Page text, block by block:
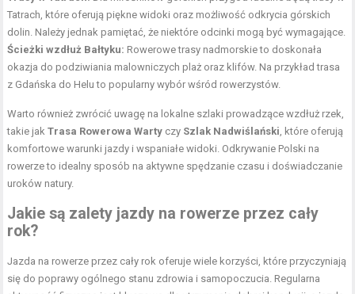
Tatrach, które oferują piękne widoki oraz możliwość odkrycia górskich
dolin. Należy jednak pamiętać, że niektóre odcinki mogą być wymagające.
Ścieżki wzdłuż Bałtyku: Rowerowe trasy nadmorskie to doskonała
okazja do podziwiania malowniczych plaż oraz klifów. Na przykład trasa
z Gdańska do Helu to popularny wybór wśród rowerzystów.
Warto również zwrócić uwagę na lokalne szlaki prowadzące wzdłuż rzek,
takie jakTrasa Rowerowa Warty czy Szlak Nadwiślański, które oferują
komfortowe warunki jazdy i wspaniałe widoki. Odkrywanie Polski na
rowerze to idealny sposób na aktywne spędzanie czasu i doświadczanie
uroków natury.
Jakie są zalety jazdy na rowerze przez cały
rok?
Jazda na rowerze przez cały rok oferuje wiele korzyści, które przyczyniają
się do poprawy ogólnego stanu zdrowia i samopoczucia. Regularna